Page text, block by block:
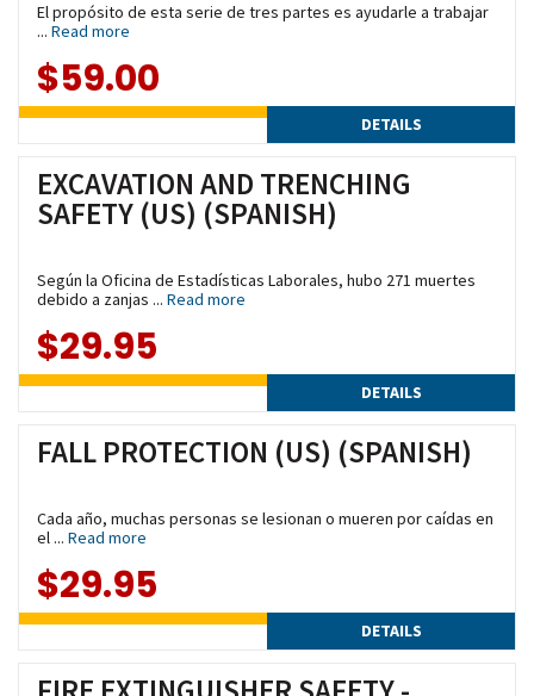
El propósito de esta serie de tres partes es ayudarle a trabajar
... Read more
$59.00
DETAILS
EXCAVATION AND TRENCHING
SAFETY (US) (SPANISH)
Según la Oficina de Estadísticas Laborales, hubo 271 muertes
debido a zanjas ... Read more
$29.95
DETAILS
FALL PROTECTION (US) (SPANISH)
Cada año, muchas personas se lesionan o mueren por caídas en
el ... Read more
$29.95
DETAILS